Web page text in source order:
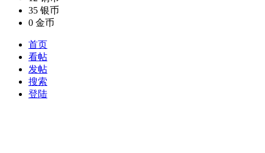
35 银币
0 金币
首页
看帖
发帖
搜索
登陆